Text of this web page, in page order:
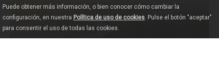
Puede obtener más información, o bien conocer cómo cambiar la
configuración, en nuestra Política de uso de cookies. Pulse el botón "aceptar"
para consentir el uso de todas las cookies.